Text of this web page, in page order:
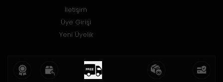
İletişim
Üye Girişi
Yeni Üyelik